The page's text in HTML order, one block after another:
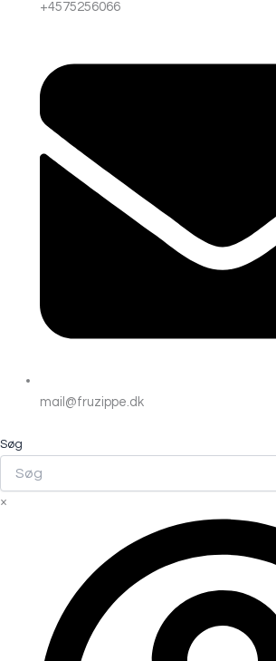
+4575256066
mail@fruzippe.dk
Søg
×